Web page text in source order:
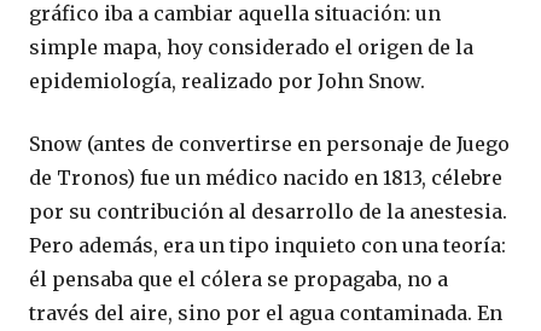
gráfico iba a cambiar aquella situación: un
simple mapa, hoy considerado el origen de la
epidemiología, realizado por John Snow.
Snow (antes de convertirse en personaje de Juego
de Tronos) fue un médico nacido en 1813, célebre
por su contribución al desarrollo de la anestesia.
Pero además, era un tipo inquieto con una teoría:
él pensaba que el cólera se propagaba, no a
través del aire, sino por el agua contaminada. En